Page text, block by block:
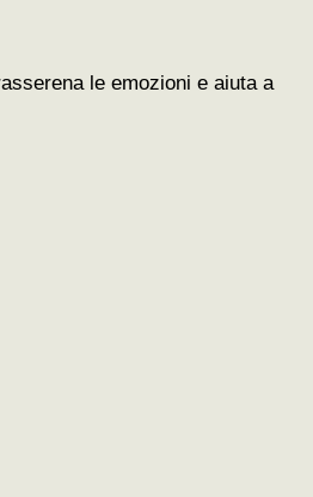
le emozioni e aiuta a